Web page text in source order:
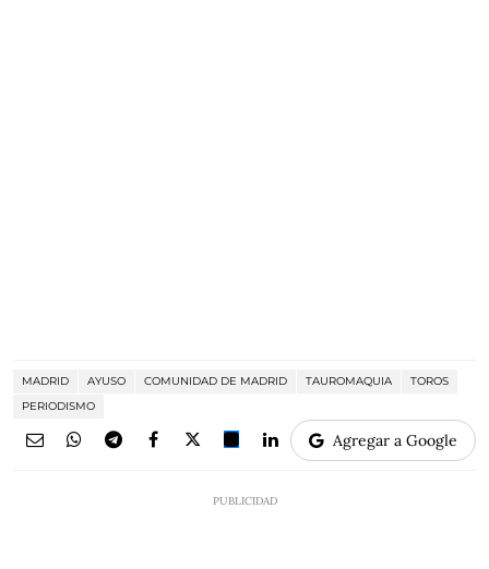
MADRID AYUSO COMUNIDAD DE MADRID TAUROMAQUIA
TOROS
PERIODISMO
Agregar a Google